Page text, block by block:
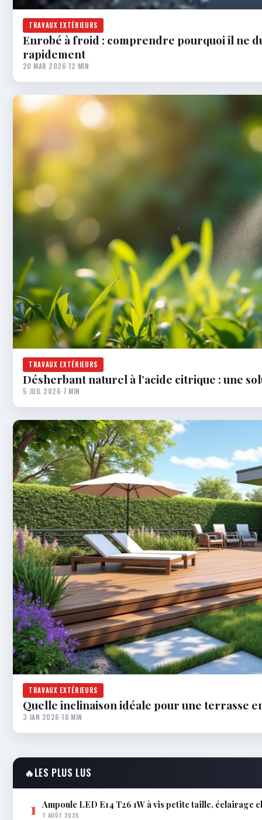
TRAVAUX EXTÉRIEURS
Enrobé à froid : comprendre pourquoi il ne
rapidement
20 MAR 2026·12 MIN
TRAVAUX EXTÉRIEURS
Désherbant naturel à l’acide citrique : une
5 JUIL 2026·7 MIN
TRAVAUX EXTÉRIEURS
Quelle inclinaison idéale pour une terrasse
3 JAN 2026·16 MIN
🔥LES PLUS LUS
1 Ampoule LED E14 T26 1W à vis petite taille, éclairage
7 AOÛT 2026